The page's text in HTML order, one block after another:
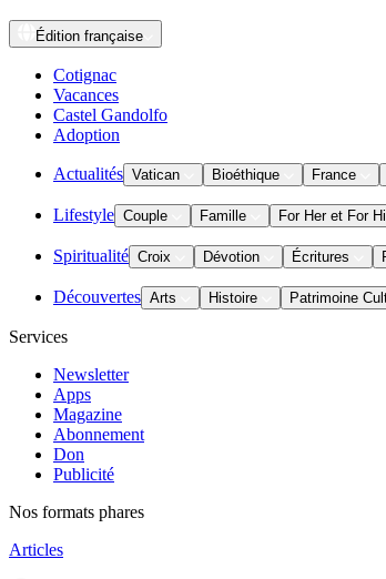
Édition française
Cotignac
Vacances
Castel Gandolfo
Adoption
Actualités Vatican Bioéthique France
Lifestyle Couple Famille For Her et For
Spiritualité Croix Dévotion Écritures
Découvertes Arts Histoire Patrimoine
Services
Newsletter
Apps
Magazine
Abonnement
Don
Publicité
Nos formats phares
Articles